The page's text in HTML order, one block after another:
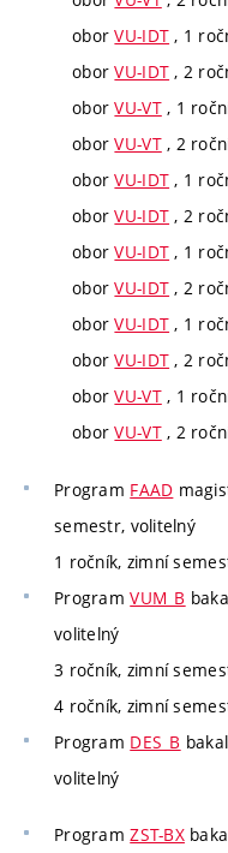
oborVU-IDT , 1
oborVU-IDT , 2
oborVU-VT, 1
oborVU-VT, 2
oborVU-IDT , 1
oborVU-IDT , 2
oborVU-IDT , 1
oborVU-IDT , 2
oborVU-IDT , 1
oborVU-IDT , 2
oborVU-VT, 1
oborVU-VT, 2
Program FAAD
semestr, volitelný
1 ročník, zimní
ProgramVUM_B
volitelný
3 ročník, zimní
4 ročník, zimní
Program DES_B
volitelný
ProgramZST-BX